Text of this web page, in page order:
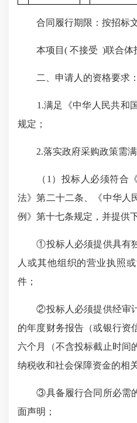
合同履行期限：按招标
本项目( 不接受 )联合体
二、申请人的资格要求：
1.满足《中华人民共和国
规定；
2.落实政府采购政策需满
（1）投标人必须符合《
法》第二十二条、《中华人
例》第十七条规定，并提供
①投标人必须提供具有独
人或其他组织的营业执照
件；
②投标人必须提供经审计
的年度财务报告（或银行资
六个月（不含投标截止时间
纳税收和社会保障资金的相
③具备履行合同所必需的
面声明；